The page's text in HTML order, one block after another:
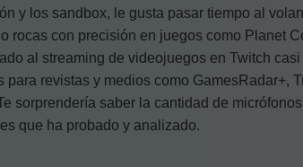
y los sandbox, le gusta pasar tiempo al
rocas con precisión en juegos como Planet
al streaming de videojuegos en Twitch casi
revistas y medios como GamesRadar+,
sorprendería saber la cantidad de
que ha probado y analizado.